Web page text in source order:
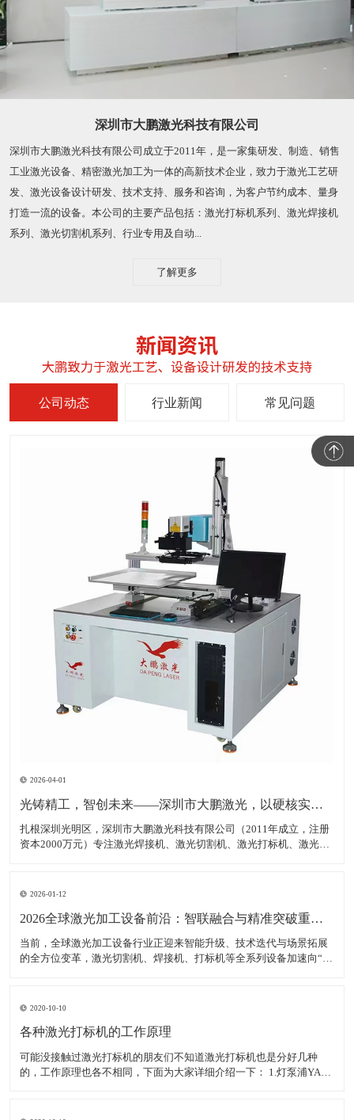
深圳市大鹏激光科技有限公司
深圳市大鹏激光科技有限公司成立于2011年，是一家集研发、制造、销售
工业激光设备、精密激光加工为一体的高新技术企业，致力于激光工艺研
发、激光设备设计研发、技术支持、服务和咨询，为客户节约成本、量身
打造一流的设备。本公司的主要产品包括：激光打标机系列、激光焊接机
系列、激光切割机系列、行业专用及自动...
了解更多
公司动态 行业新闻 常见问题
2026-04-01
光铸精工，智创未来——深圳市大鹏激光，以硬核实力领跑激光装备赛道
扎根深圳光明区，深圳市大鹏激光科技有限公司（2011年成立，注册
资本2000万元）专注激光焊接机、激光切割机、激光打标机、激光雕
钣金加工等多领域，精准服务各类制造企业、跨境卖家
2026-01-12
2026全球激光加工设备前沿：智联融合与精准突破重塑智造生态
当前，全球激光加工设备行业正迎来智能升级、技术迭代与场景拓展
的全方位变革，激光切割机、焊接机、打标机等全系列设备加速向“高
达380亿美元，年均增长率稳定在7.5%以上，中
2020-10-10
各种激光打标机的工作原理
可能没接触过激光打标机的朋友们不知道激光打标机也是分好几种
的，工作原理也各不相同，下面为大家详细介绍一下： 1.灯泵浦YAG
光，将激光能量放大后就形成对材料加工的激光束。 2.